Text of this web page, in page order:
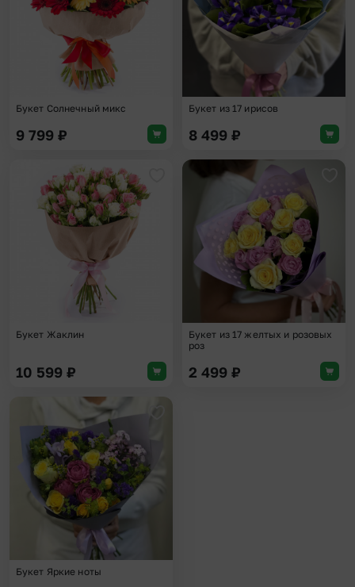
Букет Солнечный микс
9 799 ₽
Букет из 17 ирисов
8 499 ₽
Букет Жаклин
10 599 ₽
Букет из 17 желтых и розовых
роз
2 499 ₽
Букет Яркие ноты